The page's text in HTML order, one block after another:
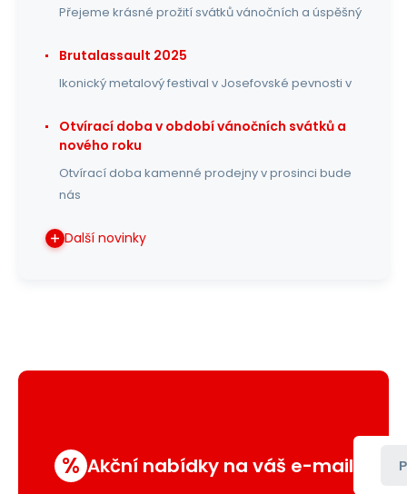
Přejeme krásné prožití svátků vánočních a úspěšný
Brutalassault 2025
Ikonický metalový festival v Josefovské pevnosti v
Otvírací doba v období vánočních svátků a
nového roku
Otvírací doba kamenné prodejny v prosinci bude
nás
Další novinky
% Akční nabídky na váš e-mail